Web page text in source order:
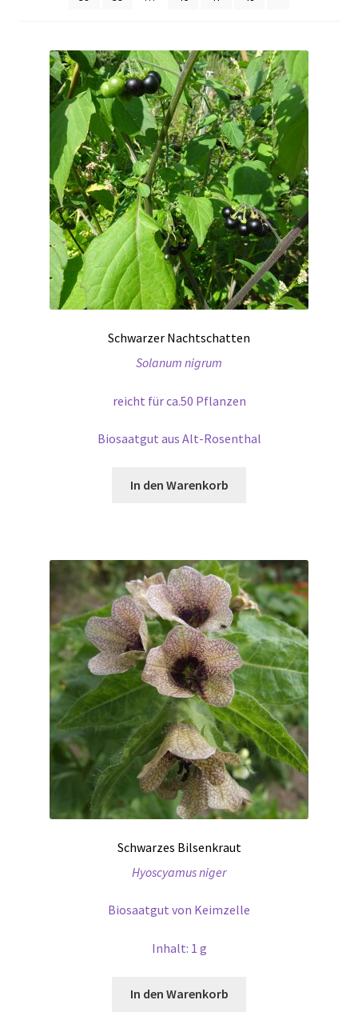
Schwarzer Nachtschatten
Solanum nigrum
reicht für ca.50 Pflanzen
Biosaatgut aus Alt-Rosenthal
In den Warenkorb
Schwarzes Bilsenkraut
Hyoscyamus niger
Biosaatgut von Keimzelle
Inhalt: 1 g
In den Warenkorb